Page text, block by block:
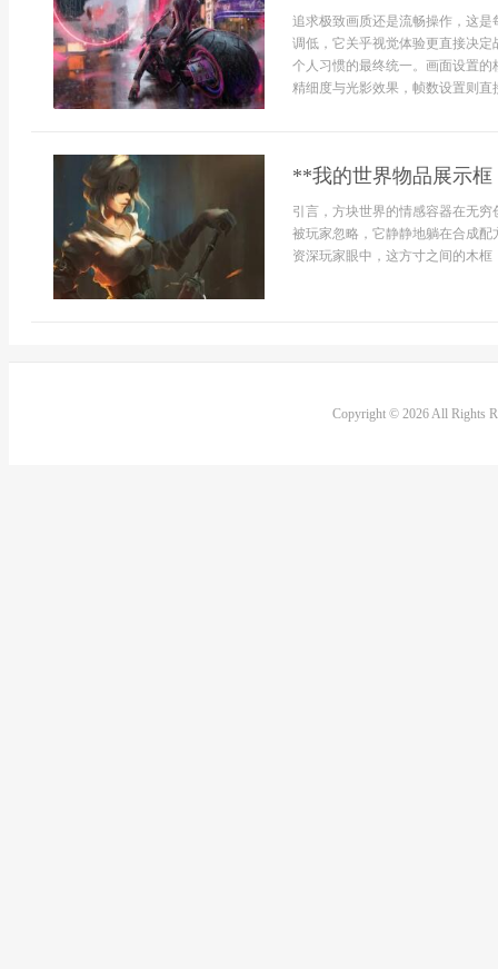
追求极致画质还是流畅操作，这
调低，它关乎视觉体验更直接决
个人习惯的最终统一。画面设置
精细度与光影效果，帧数设置则
**我的世界物品展示
引言，方块世界的情感容器在无
被玩家忽略，它静静地躺在合成
资深玩家眼中，这方寸之间的木
Copyright © 2026 All Rights